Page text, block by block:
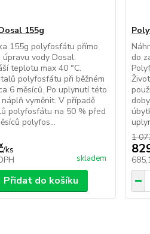
155g
155g polyfosfátu přímo
vody Dosal.
teplotu max 40 °C.
polyfosfátu při běžném
6 měsíců. Po uplynutí této
vyměnit. V případě
polyfosfátu na 50 % před
polyfos...
/ks
skladem
Přidat do košíku
do
1